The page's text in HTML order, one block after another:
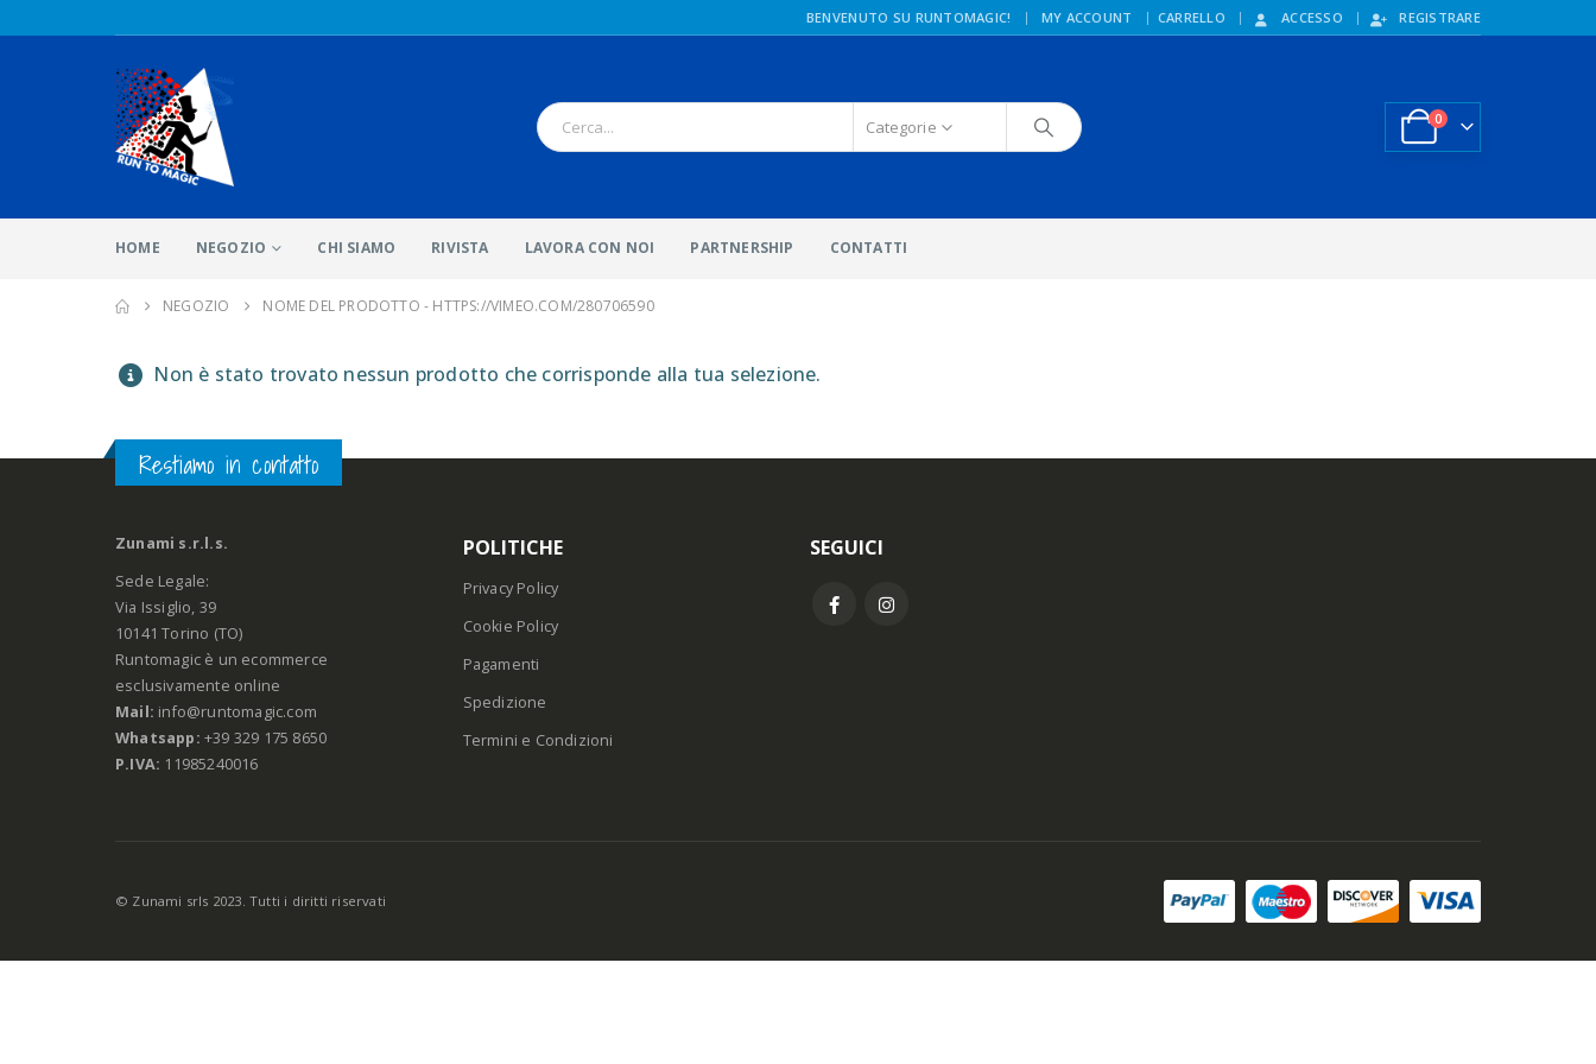
BENVENUTO SU RUNTOMAGIC! | MY ACCOUNT CARRELLO ACCESSO REGISTRARE
Categorie 0
HOME NEGOZIO CHI SIAMO RIVISTA LAVORA CON NOI PARTNERSHIP CONTATTI
NEGOZIO NOME DEL PRODOTTO - HTTPS://VIMEO.COM/280706590
Non è stato trovato nessun prodotto che corrisponde alla tua selezione.
Restiamo in contatto
Zunami s.r.l.s.
Sede Legale:
Via Issiglio, 39
10141 Torino (TO)
Runtomagic è un ecommerce
esclusivamente online
Mail: info@runtomagic.com
Whatsapp: +39 329 175 8650
P.IVA: 11985240016
POLITICHE
Privacy Policy
Cookie Policy
Pagamenti
Spedizione
Termini e Condizioni
SEGUICI
© Zunami srls 2023. Tutti i diritti riservati